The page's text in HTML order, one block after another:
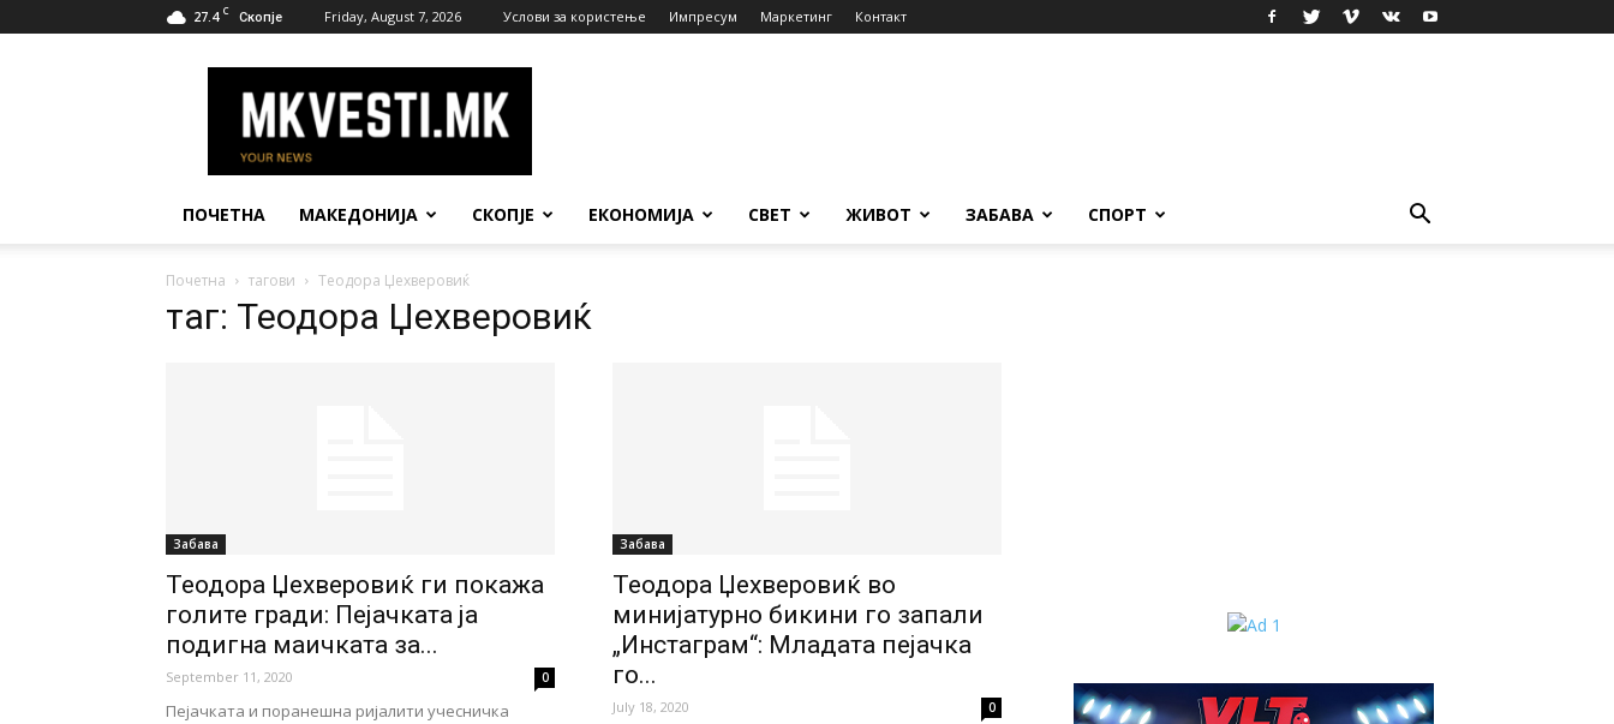
27.4 C Скопје Friday, August 7, 2026 Услови за користење Импресум Маркетинг Контакт
Вести
ПОЧЕТНА МАКЕДОНИЈА СКОПЈЕ ЕКОНОМИЈА СВЕТ ЖИВОТ ЗАБАВА СПОРТ
Почетна тагови Теодора Џехверовиќ
таг: Теодора Џехверовиќ
Забава
Теодора Џехверовиќ ги покажа
голите гради: Пејачката ја
подигна маичката за...
September 11, 2020 0
Пејачката и поранешна ријалити учесничка
Забава
Теодора Џехверовиќ во
минијатурно бикини го запали
„Инстаграм“: Младата пејачка
го...
July 18, 2020 0